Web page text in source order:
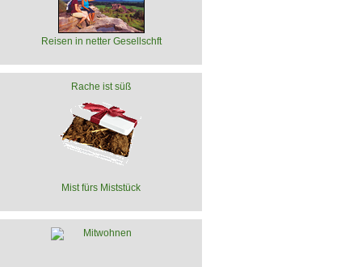
Reisen in netter Gesellschft
Rache ist süß
Mist fürs Miststück